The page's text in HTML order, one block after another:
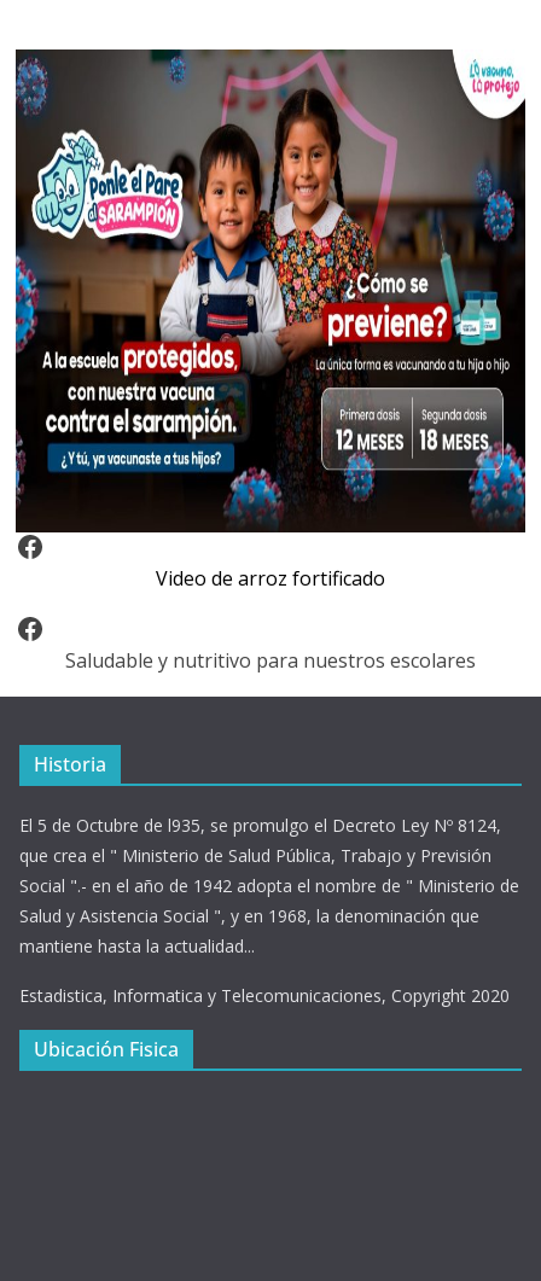
Video Arroz Fortificado
Video de arroz fortificado
Facebook
Saludable y nutritivo para nuestros escolares
Historia
El 5 de Octubre de l935, se promulgo el Decreto Ley Nº 8124,
que crea el " Ministerio de Salud Pública, Trabajo y Previsión
Social ".- en el año de 1942 adopta el nombre de " Ministerio de
Salud y Asistencia Social ", y en 1968, la denominación que
mantiene hasta la actualidad...
Estadistica, Informatica y Telecomunicaciones, Copyright 2020
Ubicación Fisica